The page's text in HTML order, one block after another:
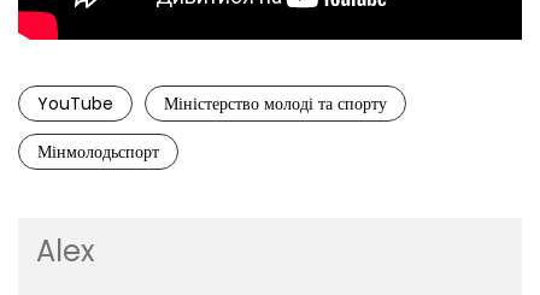
YouTube
Міністерство молоді та спорту
Мінмолодьспорт
Alex